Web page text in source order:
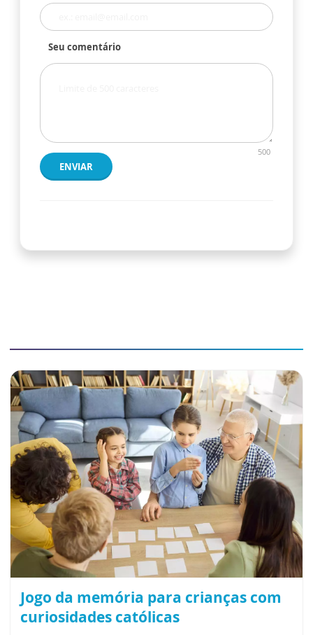
Seu comentário
500
ENVIAR
Jogo da memória para crianças com
curiosidades católicas